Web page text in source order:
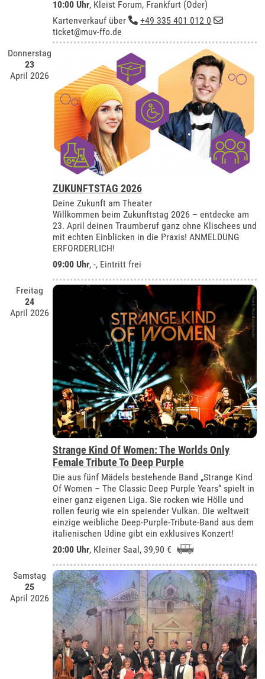
10:00 Uhr, Kleist Forum, Frankfurt (Oder)
Kartenverkauf über
+49 335 401 012 0
ticket@muv-ffo.de
Donnerstag
23
April 2026
ZUKUNFTSTAG 2026
Deine Zukunft am Theater
Willkommen beim Zukunftstag 2026 – entdecke am
23. April deinen Traumberuf ganz ohne Klischees und
mit echten Einblicken in die Praxis! ANMELDUNG
ERFORDERLICH!
09:00 Uhr, -, Eintritt frei
Freitag
24
April 2026
Strange Kind Of Women: The Worlds Only
Female Tribute To Deep Purple
Die aus fünf Mädels bestehende Band „Strange Kind
Of Women – The Classic Deep Purple Years“ spielt in
einer ganz eigenen Liga. Sie rocken wie Hölle und
rollen feurig wie ein speiender Vulkan. Die weltweit
einzige weibliche Deep-Purple-Tribute-Band aus dem
italienischen Udine gibt ein exklusives Konzert!
20:00 Uhr, Kleiner Saal, 39,90 €
Samstag
25
April 2026